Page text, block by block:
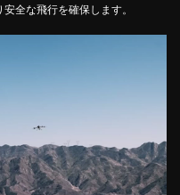
全な飛行を確保します。